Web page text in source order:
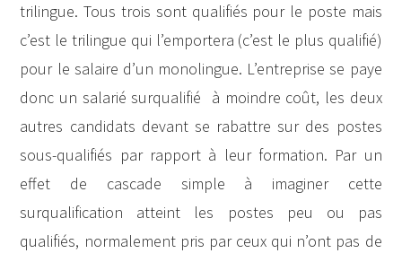
trilingue. Tous trois sont qualifiés pour le poste mais
c’est le trilingue qui l’emportera (c’est le plus qualifié)
pour le salaire d’un monolingue. L’entreprise se paye
donc un salarié surqualifié à moindre coût, les deux
autres candidats devant se rabattre sur des postes
sous-qualifiés par rapport à leur formation. Par un
effet de cascade simple à imaginer cette
surqualification atteint les postes peu ou pas
qualifiés, normalement pris par ceux qui n’ont pas de